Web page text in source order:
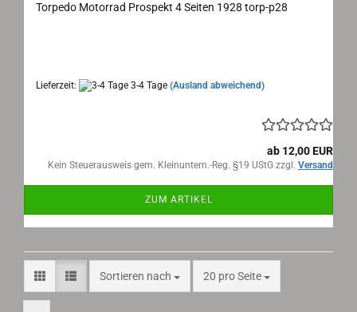
Torpedo Motorrad Prospekt 4 Seiten 1928 torp-p28
Lieferzeit: 3-4 Tage (Ausland abweichend)
ab 12,00 EUR
Kein Steuerausweis gem. Kleinuntern.-Reg. §19 UStG zzgl. Versand
ZUM ARTIKEL
Sortieren nach
Sortieren nach 20 pro Seite
pro Seite